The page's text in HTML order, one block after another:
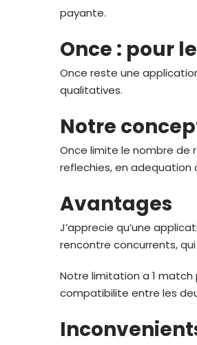
payante.
Once : pour
Once reste une
qualitatives.
Notre
Once limite le nombre de
reflechies, en adequation
Avantages
J’apprecie qu’une
rencontre concurrents,
Notre limitation a 1
compatibilite entre les